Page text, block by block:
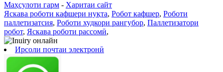
Маҳсулоти гарм - Харитаи сайт
Яскава роботи кафшери нуқта, Робот кафшер, Роботи
паллетизатсия, Роботи худкори рангубор, Паллетизатори
робот, Яскава роботи рассомӣ,
Ирсоли почтаи электронӣ